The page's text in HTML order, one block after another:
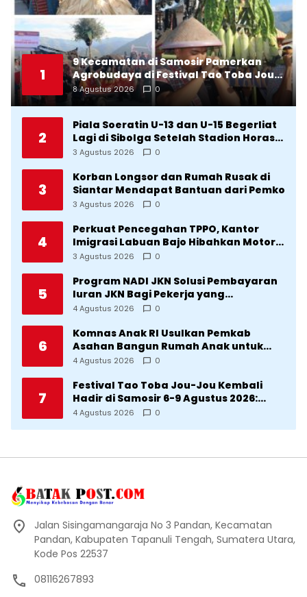
1
9 Kecamatan di Samosir Pamerkan
Agrobudaya di Festival Tao Toba Jou-
Jou 2026: Membranding Produk Lokal
agar Terkenal
8 Agustus 2026 0
2
Piala Soeratin U-13 dan U-15 Begerliat
Lagi di Sibolga Setelah Stadion Horas
Direvitalisasi Wali Kota
3 Agustus 2026 0
3
Korban Longsor dan Rumah Rusak di
Siantar Mendapat Bantuan dari Pemko
3 Agustus 2026 0
4
Perkuat Pencegahan TPPO, Kantor
Imigrasi Labuan Bajo Hibahkan Motor
Operasional ke Lima Desa di
3 Agustus 2026 0
5
Program NADI JKN Solusi Pembayaran
Iuran JKN Bagi Pekerja yang
Penghasilannya Tidak Tetap
4 Agustus 2026 0
6
Komnas Anak RI Usulkan Pemkab
Asahan Bangun Rumah Anak untuk
Korban Kekerasan
4 Agustus 2026 0
7
Festival Tao Toba Jou-Jou Kembali
Hadir di Samosir 6-9 Agustus 2026:
Datang Saksikan Kemeriahan dan Raih
4 Agustus 2026 0
Jalan Sisingamangaraja No 3 Pandan, Kecamatan
Pandan, Kabupaten Tapanuli Tengah, Sumatera Utara,
Kode Pos 22537
08116267893